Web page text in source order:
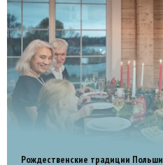
Рождественские традиции Польши